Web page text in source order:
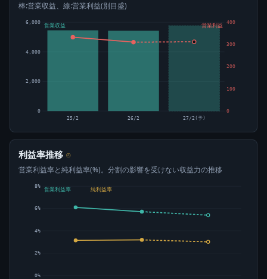
棒:営業収益、線:営業利益(別目盛)
0
2,000
4,000
6,000
0
100
200
300
400
25/2 26/2 27/2(予)
営業収益 営業利益
利益率推移 ⊙
営業利益率と純利益率(%)。分割の影響を受けない収益力の推移
0%
2%
4%
6%
8%
営業利益率 純利益率